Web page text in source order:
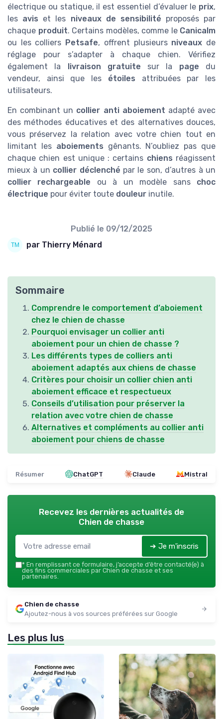
électrique ou statique, il est essentiel d’évaluer le prix,
les avis et les niveaux de sensibilité proposés par
chaque produit. Certains modèles, comme le Canicalm
ou les colliers Petsafe, offrent plusieurs niveaux de
réglage pour s’adapter à chaque chien. Vérifiez
également la livraison gratuite sur la page du
vendeur, ainsi que les étoiles attribuées par les
utilisateurs.
En combinant un collier anti aboiement adapté avec
des méthodes éducatives et des alternatives douces,
vous préservez la relation avec votre chien tout en
limitant les aboiements gênants. N’oubliez pas que
chaque chien est unique : certains chiens réagissent
mieux à un collier déclenché par le son, d’autres à un
collier rechargeable ou à un modèle sans choc
électrique pour éviter toute douleur inutile.
Publié le 09/12/2025
par Thierry Ménard
Sommaire
Comprendre le comportement d’aboiement
chez le chien de chasse
Pourquoi envisager un collier anti
aboiement pour un chien de chasse ?
Les différents types de colliers anti
aboiement adaptés aux chiens de chasse
Critères pour choisir un collier chien anti
aboiement efficace et respectueux
Conseils d’utilisation pour préserver la
relation avec votre chien de chasse
Alternatives et compléments au collier anti
aboiement pour chiens de chasse
Résumer ChatGPT Claude Mistral
Recevez les dernières actualités de
Chien de chasse
➔ Je m'inscris
* En remplissant ce formulaire, j’accepte d’être contacté(e) à
des fins commerciales par Chien de chasse et ses
partenaires.
Chien de chasse
Ajoutez-nous à vos sources préférées sur Google
Les plus lus